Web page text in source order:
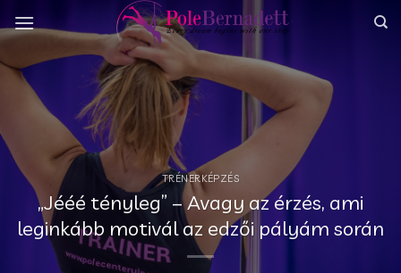
to
TRÉNERKÉPZÉS
„Jééé tényleg” – Avagy az érzés, ami
leginkább motivál az edzői pályám során